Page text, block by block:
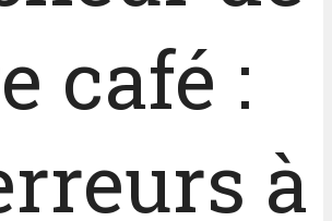
café :
à